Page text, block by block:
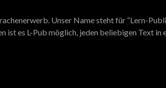
Unser Name steht für “Lern-
es L-Pub möglich, jeden beliebigen Text in